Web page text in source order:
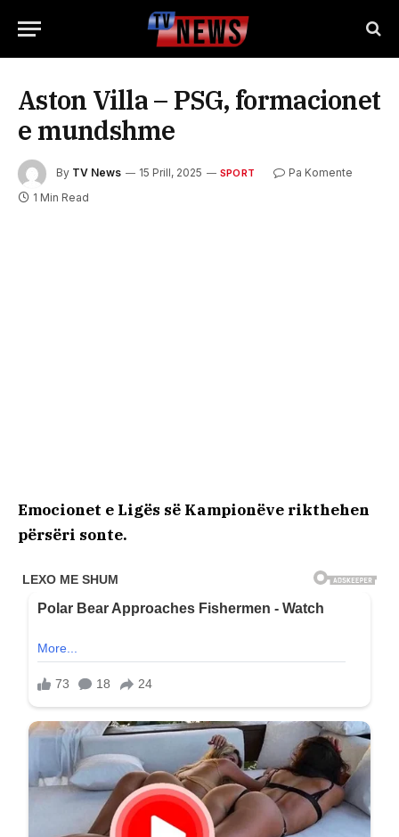
Aston Villa – PSG, formacionet
e mundshme
By TV News 15 Prill, 2025 SPORT
Pa Komente
1 Min Read
Emocionet e Ligës së Kampionëve rikthehen
përsëri sonte.